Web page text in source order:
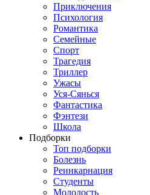
Приключения
Психология
Романтика
Семейные
Спорт
Трагедия
Триллер
Ужасы
Уся-Сянься
Фантастика
Фэнтези
Школа
Подборки
Топ подборки
Болезнь
Реинкарнация
Студенты
Молодость